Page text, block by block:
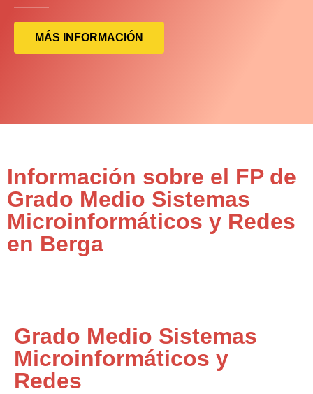
MÁS INFORMACIÓN
Información sobre el FP de
Grado Medio Sistemas
Microinformáticos y Redes
en Berga
Grado Medio Sistemas
Microinformáticos y
Redes